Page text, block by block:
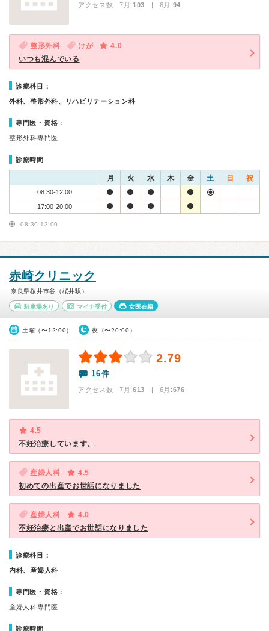
アクセス数 7月:103 | 6月:94
整形外科 けが
4.0
いつも混んでいる
診療科目：
外科、整形外科、リハビリテーション科
専門医・資格：
整形外科専門医
診療時間
月 火 水 木 金 土 日 祝
08:30-12:00
17:00-20:00
08:30-13:00
赤崎クリニック
奈良県桜井市谷（桜井駅）
駐車場あり マイナ受付 女医在籍
土曜（〜12:00） 夜（〜20:00）
2.79
16件
アクセス数 7月:613 | 6月:676
4.5
不妊治療しています。
産婦人科
4.5
初めての出産でお世話になりました
産婦人科
4.0
不妊治療と出産でお世話になりました
診療科目：
内科、産婦人科
専門医・資格：
産婦人科専門医
診療時間